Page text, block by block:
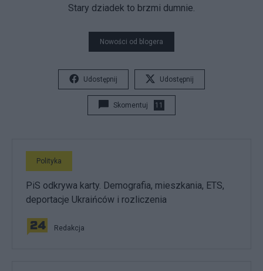
Stary dziadek to brzmi dumnie.
Nowości od blogera
Udostępnij Udostępnij
Skomentuj 11
Polityka
PiS odkrywa karty. Demografia, mieszkania, ETS,
deportacje Ukraińców i rozliczenia
Redakcja